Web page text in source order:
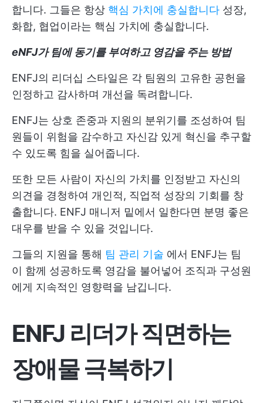
합니다. 그들은 항상 핵심 가치에 충실합니다 성장,
화합, 협업이라는 핵심 가치에 충실합니다.
eNFJ가 팀에 동기를 부여하고 영감을 주는 방법
ENFJ의 리더십 스타일은 각 팀원의 고유한 공헌을
인정하고 감사하며 개선을 독려합니다.
ENFJ는 상호 존중과 지원의 분위기를 조성하여 팀
원들이 위험을 감수하고 자신감 있게 혁신을 추구할
수 있도록 힘을 실어줍니다.
또한 모든 사람이 자신의 가치를 인정받고 자신의
의견을 경청하여 개인적, 직업적 성장의 기회를 창
출합니다. ENFJ 매니저 밑에서 일한다면 분명 좋은
대우를 받을 수 있을 것입니다.
그들의 지원을 통해 팀 관리 기술 에서 ENFJ는 팀
이 함께 성공하도록 영감을 불어넣어 조직과 구성원
에게 지속적인 영향력을 남깁니다.
ENFJ 리더가 직면하는
장애물 극복하기